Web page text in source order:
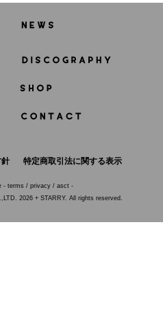
特定商取引法に関する表示
- terms / privacy / asct -
2026 + STARRY. All rights reserved.